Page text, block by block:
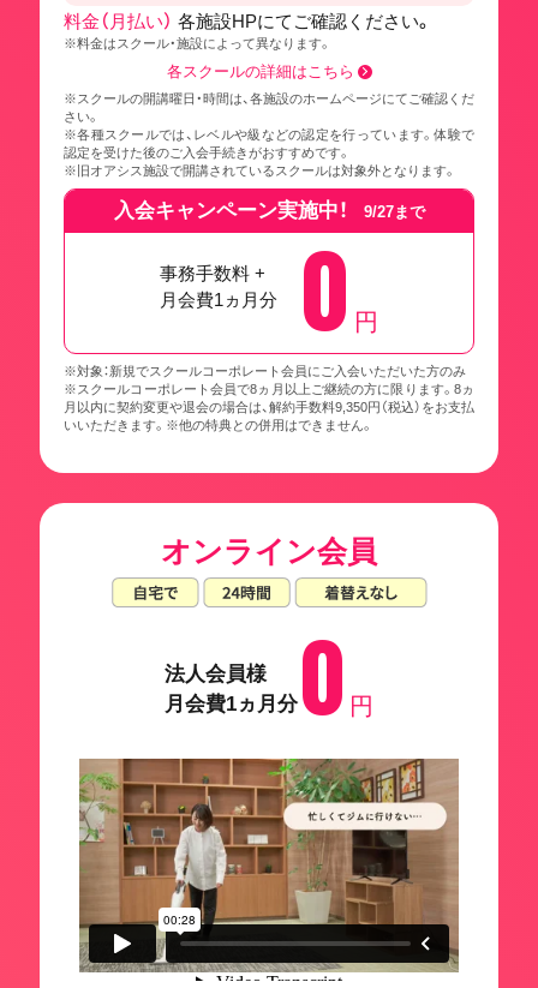
料金（月払い） 各施設HPにてご確認ください。
※料金はスクール・施設によって異なります。
各スクールの詳細はこちら
※スクールの開講曜日・時間は、各施設のホームページにてご確認くだ
さい。
※各種スクールでは、レベルや級などの認定を行っています。体験で
認定を受けた後のご入会手続きがおすすめです。
※旧オアシス施設で開講されているスクールは対象外となります。
入会キャンペーン実施中！ 9/27まで
事務手数料 +
月会費1ヵ月分
0 円
※対象：新規でスクールコーポレート会員にご入会いただいた方のみ
※スクールコーポレート会員で8ヵ月以上ご継続の方に限ります。8ヵ
月以内に契約変更や退会の場合は、解約手数料9,350円（税込）をお支払
いいただきます。※他の特典との併用はできません。
オンライン会員
法人会員様
月会費1ヵ月分0 円